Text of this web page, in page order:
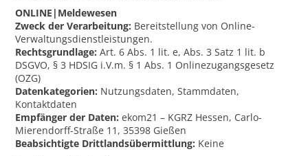
ONLINE|Meldewesen
Zweck der Verarbeitung: Bereitstellung von Online-
Verwaltungsdienstleistungen.
Rechtsgrundlage: Art. 6 Abs. 1 lit. e, Abs. 3 Satz 1 lit. b
DSGVO, § 3 HDSIG i.V.m. § 1 Abs. 1 Onlinezugangsgesetz
(OZG)
Datenkategorien: Nutzungsdaten, Stammdaten,
Kontaktdaten
Empfänger der Daten: ekom21 – KGRZ Hessen, Carlo-
Mierendorff-Straße 11, 35398 Gießen
Beabsichtigte Drittlandsübermittlung: Keine